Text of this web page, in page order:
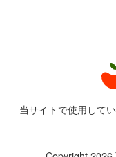
当サイトで使用して